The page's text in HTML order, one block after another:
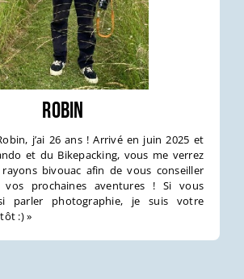
Robin
j’ai 26 ans ! Arrivé en juin 2025 et
et du Bikepacking, vous me verrez
bivouac afin de vous conseiller
vos prochaines aventures ! Si vous
parler photographie, je suis votre
:) »